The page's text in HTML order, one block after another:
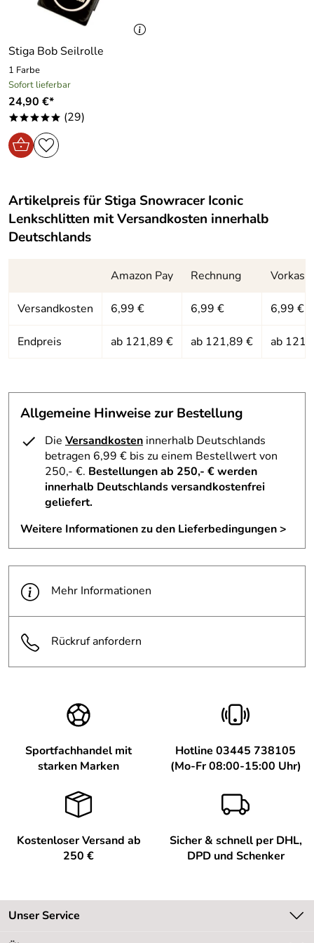
Dank des Zugseils kann das Kind den Schlitten mühelos
den Hang hinauf oder zur Kita und zurück ziehen. Inklusive
weichem und wärmendem Sitzbezug mit reflektierendem
Material. Maximales Benutzergewicht: 80 kg.
Hersteller: STIGA, Im Petersborn 3 , 56244 Ötzingen,
germany@support.stiga.com
Stiga Bob Seilrolle
1 Farbe
Sofort lieferbar
24,90 €*
***** (29)
Artikelpreis fürStiga Snowracer Iconic
Lenkschlitten mit Versandkosten innerhalb
Deutschlands
Amazon Pay Rechnung
Versandkosten 6,99 € 6,99 € 6,99 €
Endpreis ab 121,89 € ab 121,89 € ab
Allgemeine Hinweise zur Bestellung
Die Versandkosten innerhalb Deutschlands
betragen 6,99 € bis zu einem Bestellwert von
250,- €. Bestellungen ab 250,- € werden
innerhalb Deutschlands versandkostenfrei
geliefert.
Weitere Informationen zu den Lieferbedingungen >
Mehr Informationen
Rückruf anfordern
Sportfachhandel mit
starken Marken
Hotline 03445 738105
(Mo-Fr 08:00-15:00 Uhr)
Kostenloser Versand ab
250 €
Sicher & schnell per DHL,
DPD und Schenker
Unser Service